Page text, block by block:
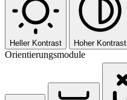
Heller Kontrast Hoher Kontrast
Orientierungsmodule